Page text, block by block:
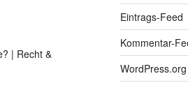
| Recht &
Eintrags-Feed
Kommentar-
WordPress.org